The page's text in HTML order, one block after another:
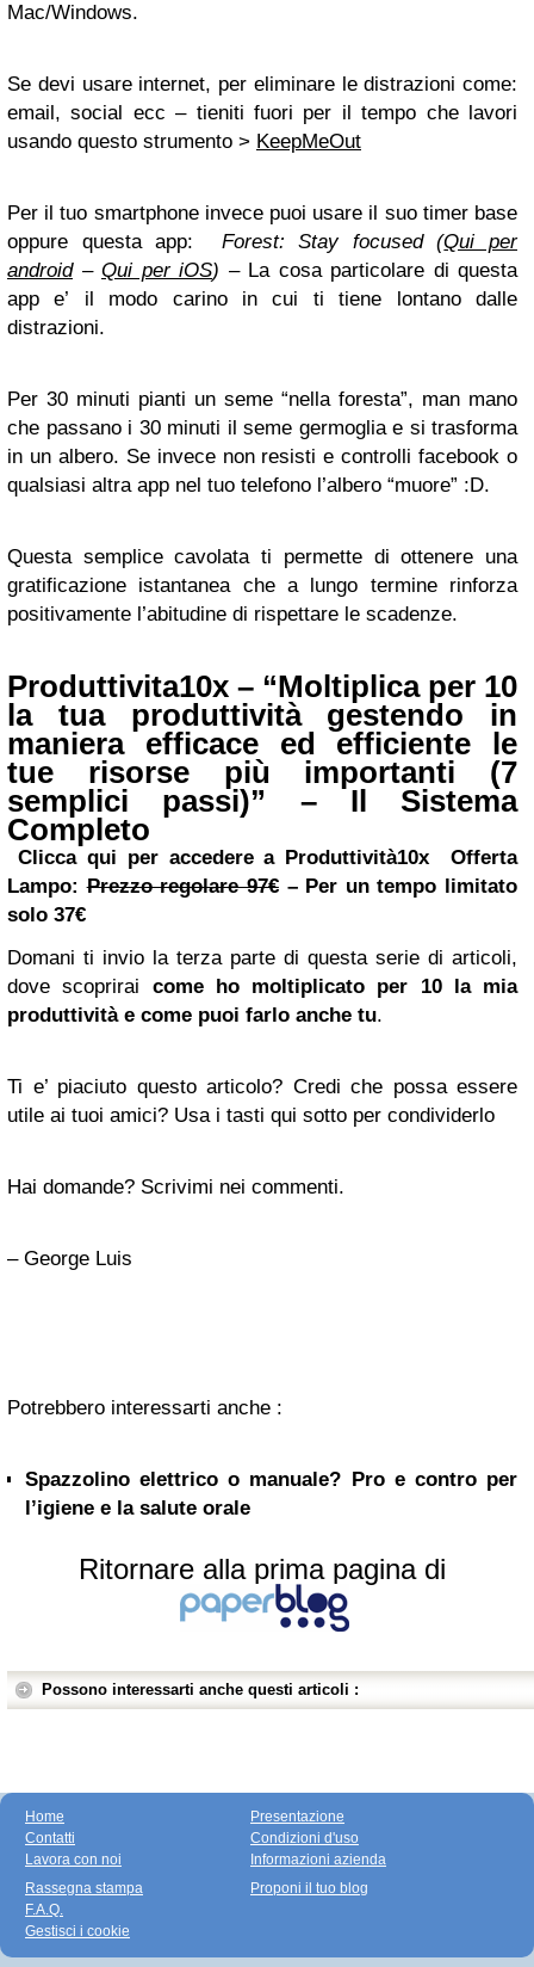
Mac/Windows.
Se devi usare internet, per eliminare le distrazioni come:
email, social ecc – tieniti fuori per il tempo che lavori
usando questo strumento > KeepMeOut
Per il tuo smartphone invece puoi usare il suo timer base
oppure questa app: Forest: Stay focused (Qui per
android– Qui per iOS) – La cosa particolare di questa
app e’ il modo carino in cui ti tiene lontano dalle
distrazioni.
Per 30 minuti pianti un seme “nella foresta”, man mano
che passano i 30 minuti il seme germoglia e si trasforma
in un albero. Se invece non resisti e controlli facebook o
qualsiasi altra app nel tuo telefono l’albero “muore” :D.
Questa semplice cavolata ti permette di ottenere una
gratificazione istantanea che a lungo termine rinforza
positivamente l’abitudine di rispettare le scadenze.
Produttivita10x – “Moltiplica per 10
la tua produttività gestendo in
maniera efficace ed efficiente le
tue risorse più importanti (7
semplici passi)” – Il Sistema
Completo
Clicca qui per accedere a Produttività10x
Offerta
Lampo: Prezzo regolare 97€– Per un tempo limitato
solo 37€
Domani ti invio la terza parte di questa serie di articoli,
dove scoprirai come ho moltiplicato per 10 la mia
produttività e come puoi farlo anche tu.
Ti e’ piaciuto questo articolo? Credi che possa essere
utile ai tuoi amici? Usa i tasti qui sotto per condividerlo
Hai domande? Scrivimi nei commenti.
– George Luis
Potrebbero interessarti anche :
Spazzolino elettrico o manuale? Pro e contro per
l’igiene e la salute orale
Ritornare alla prima pagina di
Possono interessarti anche questi articoli :
Home
Contatti
Lavora con noi
Presentazione
Condizioni d'uso
Informazioni azienda
Rassegna stampa
F.A.Q.
Gestisci i cookie
Proponi il tuo blog